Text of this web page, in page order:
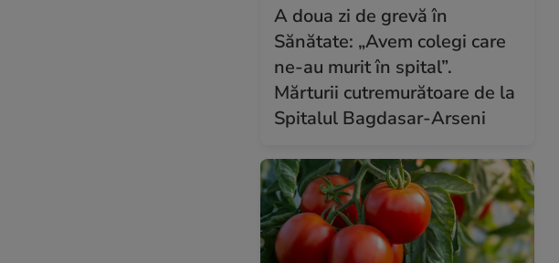
A doua zi de grevă în
Sănătate: „Avem colegi care
ne-au murit în spital”.
Mărturii cutremurătoare de la
Spitalul Bagdasar-Arseni